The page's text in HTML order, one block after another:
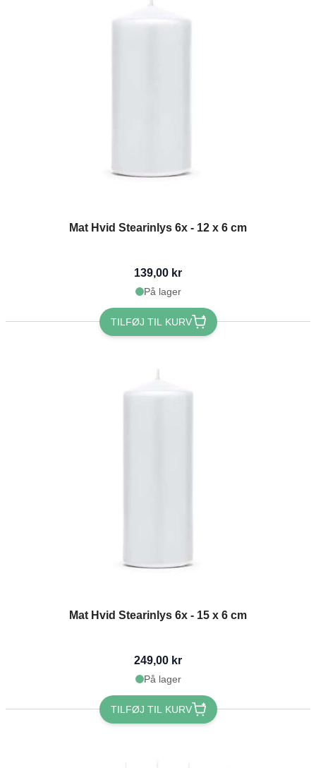
Mat Hvid Stearinlys 6x - 12 x 6 cm
139,00 kr
På lager
TILFØJ TIL KURV
Mat Hvid Stearinlys 6x - 15 x 6 cm
249,00 kr
På lager
TILFØJ TIL KURV